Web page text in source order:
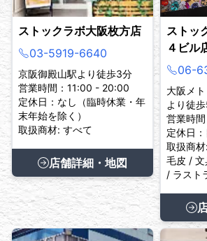
ストックラボ大阪枚方店
03-5919-6640
京阪御殿山駅より徒歩3分
営業時間：11:00 - 20:00
定休日：なし（臨時休業・年
末年始を除く）
取扱商材: すべて
店舗詳細・地図
ストッ
４ビル
06-
大阪メ
より徒
営業時
定休日
取扱商
毛皮 /
/ ラスト